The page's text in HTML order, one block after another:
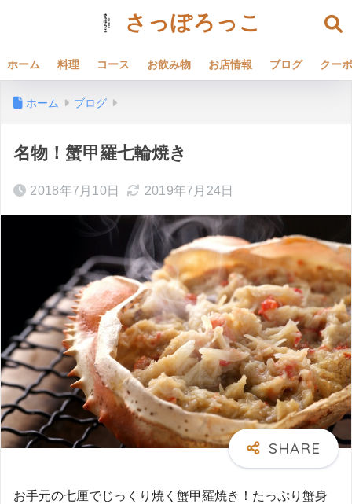
さっぽろっこ
ホーム 料理 コース お飲み物 お店情報 ブログ クー
ホーム ブログ
名物！蟹甲羅七輪焼き
2018年7月10日 2019年7月24日
お手元の七厘でじっくり焼く蟹甲羅焼き！たっぷり蟹身